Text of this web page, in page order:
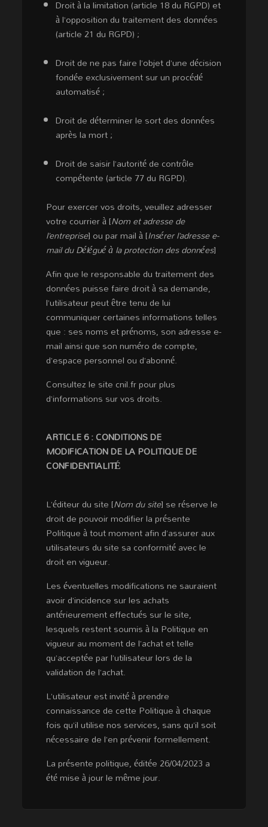
Droit à la limitation (article 18 du RGPD) et
à l’opposition du traitement des données
(article 21 du RGPD) ;
Droit de ne pas faire l’objet d’une décision
fondée exclusivement sur un procédé
automatisé ;
Droit de déterminer le sort des données
après la mort ;
Droit de saisir l’autorité de contrôle
compétente (article 77 du RGPD).
Pour exercer vos droits, veuillez adresser
votre courrier à [Nom et adresse de
l’entreprise] ou par mail à [Insérer l’adresse e-
mail du Délégué à la protection des données]
Afin que le responsable du traitement des
données puisse faire droit à sa demande,
l’utilisateur peut être tenu de lui
communiquer certaines informations telles
que : ses noms et prénoms, son adresse e-
mail ainsi que son numéro de compte,
d’espace personnel ou d’abonné.
Consultez le site cnil.fr pour plus
d’informations sur vos droits.
ARTICLE 6 : CONDITIONS DE
MODIFICATION DE LA POLITIQUE DE
CONFIDENTIALITÉ
L’éditeur du site [Nom du site] se réserve le
droit de pouvoir modifier la présente
Politique à tout moment afin d’assurer aux
utilisateurs du site sa conformité avec le
droit en vigueur.
Les éventuelles modifications ne sauraient
avoir d’incidence sur les achats
antérieurement effectués sur le site,
lesquels restent soumis à la Politique en
vigueur au moment de l’achat et telle
qu’acceptée par l’utilisateur lors de la
validation de l’achat.
L’utilisateur est invité à prendre
connaissance de cette Politique à chaque
fois qu’il utilise nos services, sans qu’il soit
nécessaire de l’en prévenir formellement.
La présente politique, éditée 26/04/2023 a
été mise à jour le même jour.